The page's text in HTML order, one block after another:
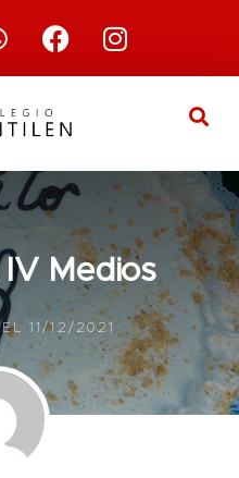
Medios
11/12/2021